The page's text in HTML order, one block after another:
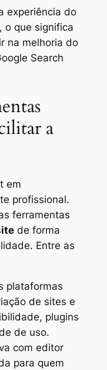
experiência do
o que significa
na melhoria do
Search
a
em
profissional.
ferramentas
de forma
Entre as
plataformas
de sites e
plugins
de uso.
com editor
para quem